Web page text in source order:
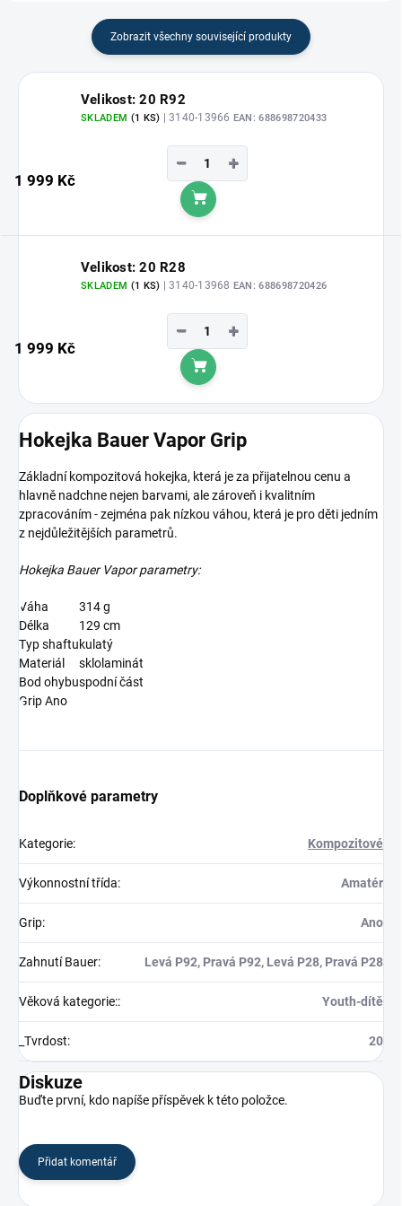
Zobrazit všechny související produkty
Velikost: 20 R92
SKLADEM (1 KS) | 3140-13966 EAN: 688698720433
1 999 Kč
+
−
Do košíku
Velikost: 20 R28
SKLADEM (1 KS) | 3140-13968 EAN: 688698720426
1 999 Kč
+
−
Do košíku
Hokejka Bauer Vapor Grip
Základní kompozitová hokejka, která je za přijatelnou cenu a
hlavně nadchne nejen barvami, ale zároveň i kvalitním
zpracováním - zejména pak nízkou váhou, která je pro děti jedním
z nejdůležitějších parametrů.
Hokejka Bauer Vapor parametry:
Váha
314 g
Délka
129 cm
Typ shaftukulatý
Materiál
sklolaminát
Bod ohybuspodní část
Grip Ano
Doplňkové parametry
Kategorie: Kompozitové
Výkonnostní třída: Amatér
Grip: Ano
Zahnutí Bauer: Levá P92, Pravá P92, Levá P28, Pravá P28
Věková kategorie:: Youth-dítě
_Tvrdost: 20
Diskuze
Buďte první, kdo napíše příspěvek k této položce.
Přidat komentář